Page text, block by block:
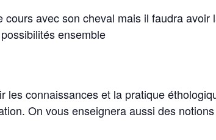
avec son cheval mais il faudra avoir
ensemble
les connaissances et la pratique
On vous enseignera aussi des